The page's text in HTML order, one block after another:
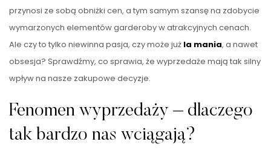
przynosi ze sobą obniżki cen, a tym samym szansę na zdobycie
wymarzonych elementów garderoby w atrakcyjnych cenach.
Ale czy to tylko niewinna pasja, czy może już la mania, a nawet
obsesja? Sprawdźmy, co sprawia, że wyprzedaże mają tak silny
wpływ na nasze zakupowe decyzje.
Fenomen wyprzedaży – dlaczego
tak bardzo nas wciągają?